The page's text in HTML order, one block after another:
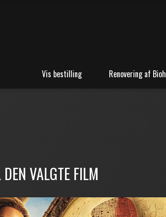
Vis bestilling Renovering af